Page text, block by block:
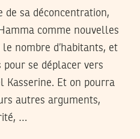
de sa déconcentration,
comme nouvelles
nombre d’habitants, et
pour se déplacer vers
Kasserine. Et on pourra
autres arguments,
…